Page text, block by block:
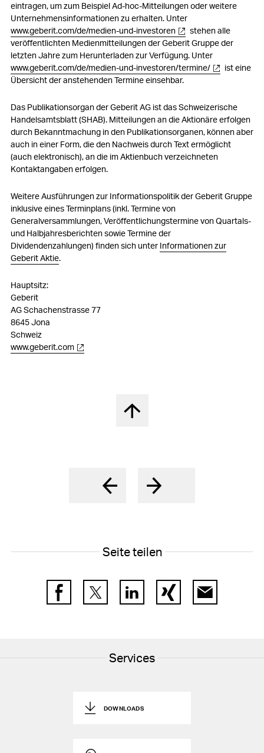
eintragen, um zum Beispiel Ad-hoc-Mitteilungen oder weitere
Unternehmensinformationen zu erhalten. Unter
www.geberit.com/de/medien-und-investoren
stehen alle
veröffentlichten Medienmitteilungen der Geberit Gruppe der
letzten Jahre zum Herunterladen zur Verfügung. Unter
www.geberit.com/de/medien-und-investoren/termine/
ist eine
Übersicht der anstehenden Termine einsehbar.
Das Publikationsorgan der Geberit AG ist das Schweizerische
Handelsamtsblatt (SHAB). Mitteilungen an die Aktionäre erfolgen
durch Bekanntmachung in den Publikationsorganen, können aber
auch in einer Form, die den Nachweis durch Text ermöglicht
(auch elektronisch), an die im Aktienbuch verzeichneten
Kontaktangaben erfolgen.
Weitere Ausführungen zur Informationspolitik der Geberit Gruppe
inklusive eines Terminplans (inkl. Termine von
Generalversammlungen, Veröffentlichungstermine von Quartals-
und Halbjahresberichten sowie Termine der
Dividendenzahlungen) finden sich unter Informationen zur
Geberit Aktie.
Hauptsitz:
Geberit
AG Schachenstrasse 77
8645 Jona
Schweiz
www.geberit.com
Nach oben springen
Seite teilen
FacebookTwitter LinkedIn Xing E-Mail
Services
DOWNLOADS